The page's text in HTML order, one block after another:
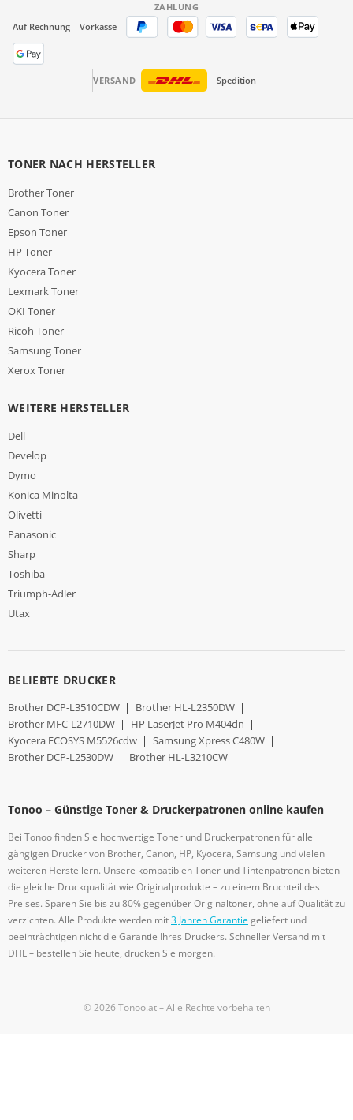
ZAHLUNG
Auf Rechnung
Vorkasse
VERSAND Spedition
TONER NACH HERSTELLER
Brother Toner
Canon Toner
Epson Toner
HP Toner
Kyocera Toner
Lexmark Toner
OKI Toner
Ricoh Toner
Samsung Toner
Xerox Toner
WEITERE HERSTELLER
Dell
Develop
Dymo
Konica Minolta
Olivetti
Panasonic
Sharp
Toshiba
Triumph-Adler
Utax
BELIEBTE DRUCKER
Brother DCP-L3510CDW | Brother HL-L2350DW |
Brother MFC-L2710DW | HP LaserJet Pro M404dn |
Kyocera ECOSYS M5526cdw | Samsung Xpress C480W |
Brother DCP-L2530DW | Brother HL-L3210CW
Tonoo – Günstige Toner & Druckerpatronen online kaufen
Bei Tonoo finden Sie hochwertige Toner und Druckerpatronen für alle
gängigen Drucker von Brother, Canon, HP, Kyocera, Samsung und vielen
weiteren Herstellern. Unsere kompatiblen Toner und Tintenpatronen bieten
die gleiche Druckqualität wie Originalprodukte – zu einem Bruchteil des
Preises. Sparen Sie bis zu 80% gegenüber Originaltoner, ohne auf Qualität zu
verzichten. Alle Produkte werden mit3 Jahren Garantiegeliefert und
beeinträchtigen nicht die Garantie Ihres Druckers. Schneller Versand mit
DHL – bestellen Sie heute, drucken Sie morgen.
© 2026 Tonoo.at – Alle Rechte vorbehalten